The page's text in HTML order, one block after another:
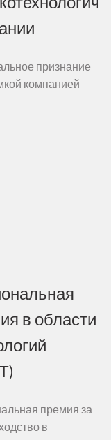
признание
компанией
в области
премия за
в